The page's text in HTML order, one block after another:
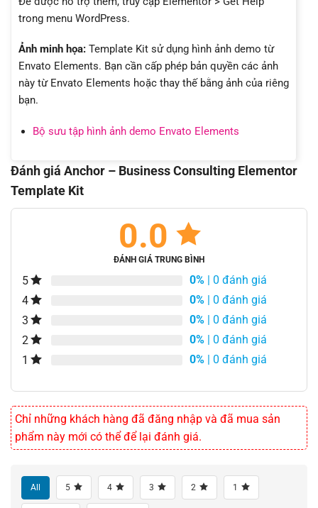
trong menu WordPress.
Ảnh minh họa: Template Kit sử dụng hình ảnh demo từ
Envato Elements. Bạn cần cấp phép bản quyền các ảnh
này từ Envato Elements hoặc thay thế bằng ảnh của riêng
bạn.
Bộ sưu tập hình ảnh demo Envato Elements
Đánh giá Anchor – Business Consulting Elementor
Template Kit
0.0
ĐÁNH GIÁ TRUNG BÌNH
5 0% | 0 đánh giá
4
0% | 0 đánh giá
3
0% | 0 đánh giá
2
0% | 0 đánh giá
1
0% | 0 đánh giá
Chỉ những khách hàng đã đăng nhập và đã mua sản
phẩm này mới có thể để lại đánh giá.
All 5 4 3 2 1